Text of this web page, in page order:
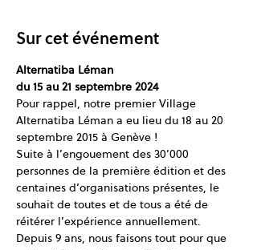
Sur cet événement
Alternatiba Léman
du 15 au 21 septembre 2024
Pour rappel, notre premier Village
Alternatiba Léman a eu lieu du 18 au 20
septembre 2015 à Genève !
Suite à l’engouement des 30’000
personnes de la première édition et des
centaines d’organisations présentes, le
souhait de toutes et de tous a été de
réitérer l’expérience annuellement.
Depuis 9 ans, nous faisons tout pour que